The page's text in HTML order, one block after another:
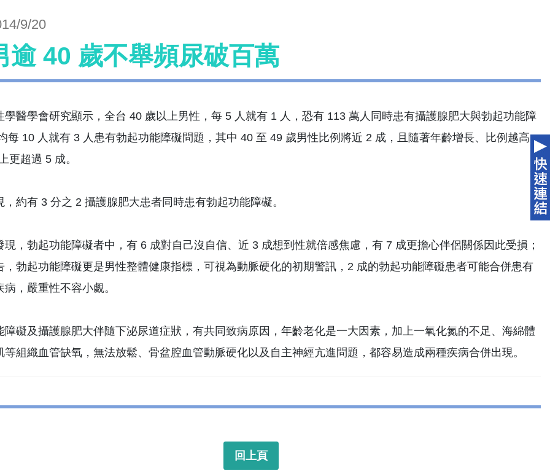
9/20
逾 40 歲不舉頻尿破百萬
學醫學會研究顯示，全台 40 歲以上男性，每 5 人就有 1 人，恐有 113 萬人同時患有攝護腺肥大與勃起功能障
每 10 人就有 3 人患有勃起功能障礙問題，其中 40 至 49 歲男性比例將近 2 成，且隨著年齡增長、比例越高，
更超過 5 成。
，約有 3 分之 2 攝護腺肥大患者同時患有勃起功能障礙。
現，勃起功能障礙者中，有 6 成對自己沒自信、近 3 成想到性就倍感焦慮，有 7 成更擔心伴侶關係因此受損；
，勃起功能障礙更是男性整體健康指標，可視為動脈硬化的初期警訊，2 成的勃起功能障礙患者可能合併患有
病，嚴重性不容小覷。
障礙及攝護腺肥大伴隨下泌尿道症狀，有共同致病原因，年齡老化是一大因素，加上一氧化氮的不足、海綿體
等組織血管缺氧，無法放鬆、骨盆腔血管動脈硬化以及自主神經亢進問題，都容易造成兩種疾病合併出現。
回上頁